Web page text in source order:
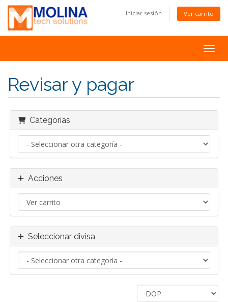
Iniciar sesión Ver carrito
Revisar y pagar
Categorías
Acciones
Seleccionar divisa